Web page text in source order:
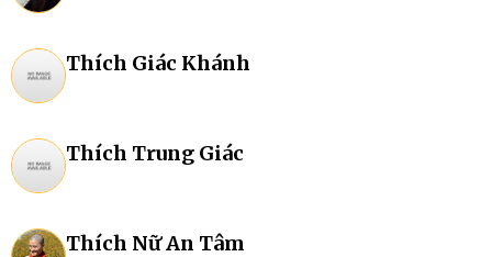
Thích Giác Khánh
Thích Trung Giác
Thích Nữ An Tâm